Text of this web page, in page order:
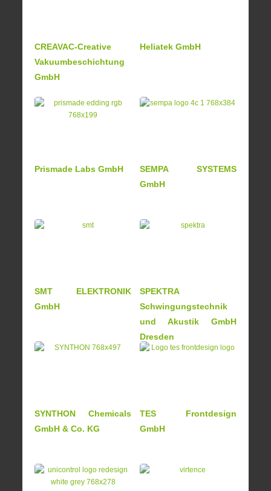
CREAVAC-Creative
Vakuumbeschichtung
GmbH
Heliatek GmbH
Prismade Labs GmbH
SEMPA SYSTEMS
GmbH
SMT ELEKTRONIK
GmbH
SPEKTRA
Schwingungstechnik
und Akustik GmbH
Dresden
SYNTHON Chemicals
GmbH & Co. KG
TES Frontdesign
GmbH